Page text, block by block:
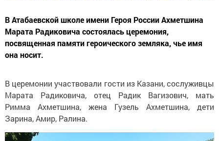
В Атабаевской школе имени Героя России Ахметшина
Марата Радиковича состоялась церемония,
посвященная памяти героического земляка, чье имя
она носит.
В церемонии участвовали гости из Казани, сослуживцы
Марата Радиковича, отец Радик Вагизович, мать
Римма Ахметшина, жена Гузель Ахметшина, дети
Зарина, Амир, Ралина.